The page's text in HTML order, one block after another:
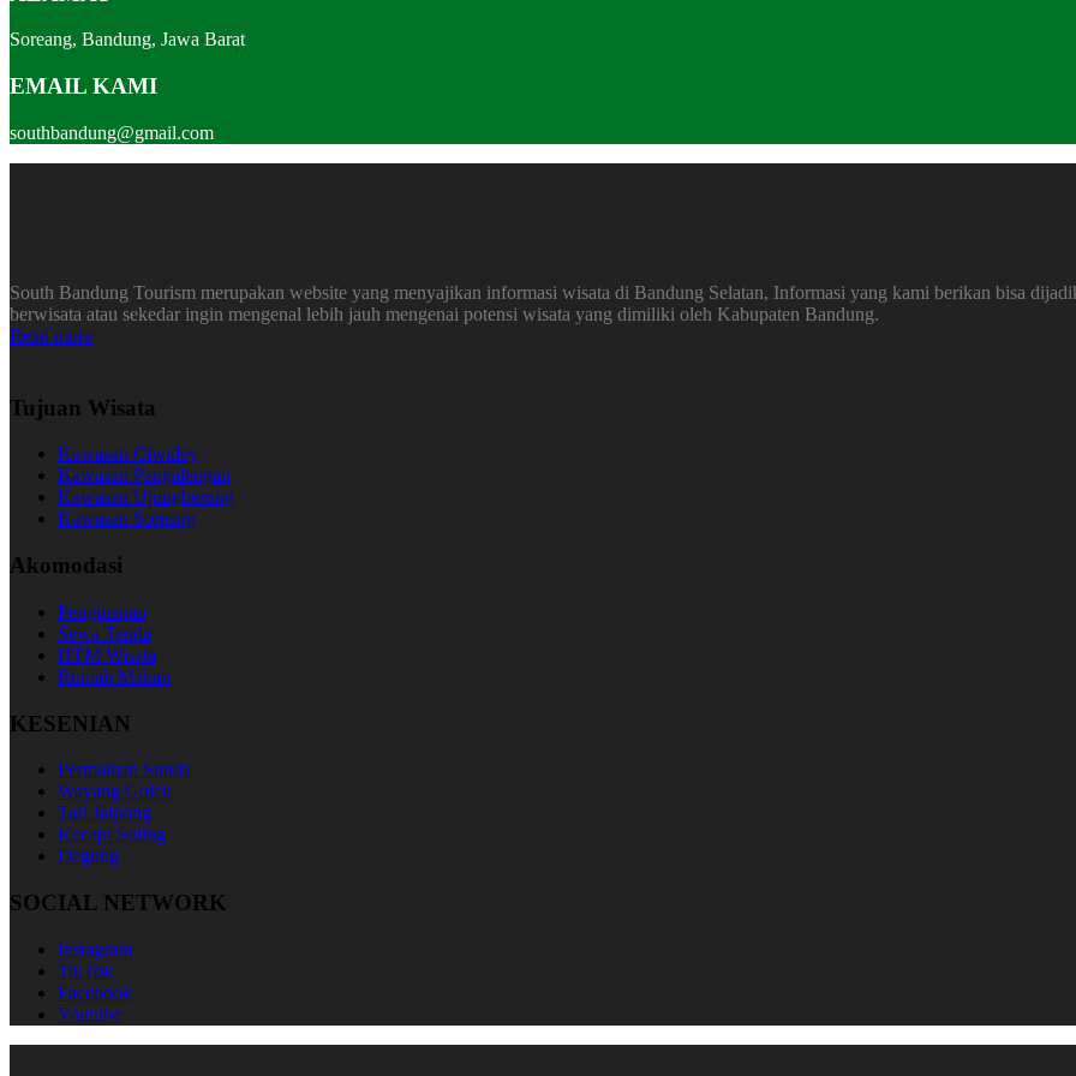
Soreang, Bandung, Jawa Barat
EMAIL KAMI
southbandung@gmail.com
South Bandung Tourism merupakan website yang menyajikan informasi wisata di Bandung Selatan, Informasi yang kami berikan bisa
berwisata atau sekedar ingin mengenal lebih jauh mengenai potensi wisata yang dimiliki oleh Kabupaten Bandung.
Read more
Tujuan Wisata
Kawasan Ciwidey
Kawasan Pangalengan
Kawasan Ujungberung
Kawasan Soreang
Akomodasi
Penginapan
Sewa Tenda
HTM Wisata
Rumah Makan
KESENIAN
Permainan Sunda
Wayang Golek
Tari Jaipong
Kecapi Suling
Degung
SOCIAL NETWORK
Instagram
TikTok
Facebook
Youtube